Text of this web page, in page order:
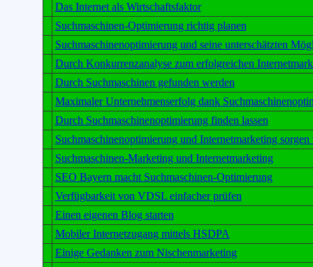
Das Internet als Wirtschaftsfaktor
Suchmaschinen-Optimierung richtig planen
Suchmaschinenoptimierung und seine unterschätzten
Durch Konkurrenzanalyse zum erfolgreichen
Durch Suchmaschinen gefunden werden
Maximaler Unternehmenserfolg dank
Durch Suchmaschinenoptimierung finden lassen
Suchmaschinenoptimierung und Internetmarketing
Suchmaschinen-Marketing und Internetmarketing
SEO Bayern macht Suchmaschinen-Optimierung
Verfügbarkeit von VDSL einfacher prüfen
Einen eigenen Blog starten
Mobiler Internetzugang mittels HSDPA
Einige Gedanken zum Nischenmarketing